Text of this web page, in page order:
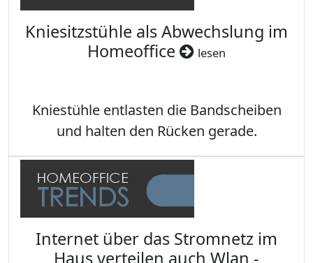
Kniesitzstühle als Abwechslung im
Homeoffice
lesen
Kniestühle entlasten die Bandscheiben
und halten den Rücken gerade.
Internet über das Stromnetz im
Haus verteilen auch Wlan -